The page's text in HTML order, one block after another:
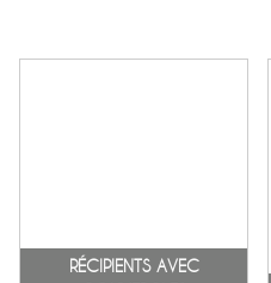
RÉCIPIENTS AVEC